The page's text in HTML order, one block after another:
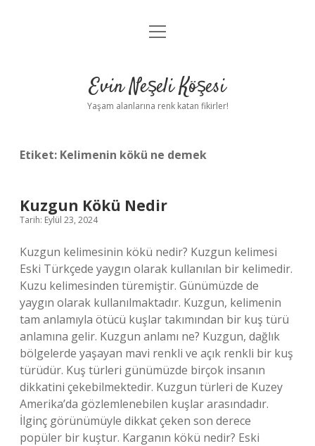
Anasayfa
Yasal Uyarı
menüyü
Evin Neşeli Köşesi
Yaşam alanlarına renk katan fikirler!
Etiket: Kelimenin kökü ne demek
Kuzgun Kökü Nedir
Tarih: Eylül 23, 2024
Kuzgun kelimesinin kökü nedir? Kuzgun kelimesi
Eski Türkçede yaygın olarak kullanılan bir kelimedir.
Kuzu kelimesinden türemiştir. Günümüzde de
yaygın olarak kullanılmaktadır. Kuzgun, kelimenin
tam anlamıyla ötücü kuşlar takımından bir kuş türü
anlamına gelir. Kuzgun anlamı ne? Kuzgun, dağlık
bölgelerde yaşayan mavi renkli ve açık renkli bir kuş
türüdür. Kuş türleri günümüzde birçok insanın
dikkatini çekebilmektedir. Kuzgun türleri de Kuzey
Amerika’da gözlemlenebilen kuşlar arasındadır.
İlginç görünümüyle dikkat çeken son derece
popüler bir kuştur. Karganın kökü nedir? Eski